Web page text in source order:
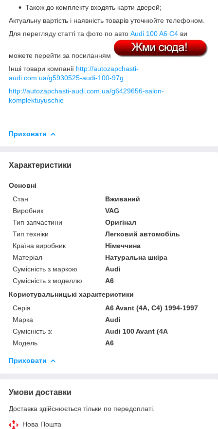
Також до комплекту входять карти дверей;
Актуальну вартість і наявність товарів уточнюйте телефоном.
Для перегляду статті та фото по авто Audi 100 A6 C4 ви
можете перейти за посиланням
Інші товари компанії http://autozapchasti-
audi.com.ua/g5930525-audi-100-97g
http://autozapchasti-audi.com.ua/g6429656-salon-
komplektuyuschie
Приховати
Характеристики
Основні
Стан
Вживаний
Виробник
VAG
Тип запчастини
Оригінал
Тип техніки
Легковий автомобіль
Країна виробник
Німеччина
Матеріал
Натуральна шкіра
Сумісність з маркою
Audi
Сумісність з моделлю
A6
Користувальницькі характеристики
Серія
A6 Avant (4A, C4) 1994-1997
Марка
Audi
Сумісність з:
Audi 100 Avant (4A
Модель
A6
Приховати
Умови доставки
Доставка здійснюється тільки по передоплаті.
Нова Пошта